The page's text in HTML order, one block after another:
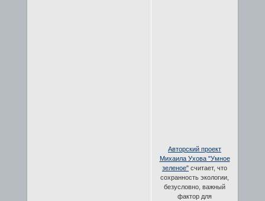
Авторский проект
Михаила Ухова "Умное
зеленое" считает, что
сохранность экологии,
безусловно, важный
фактор для